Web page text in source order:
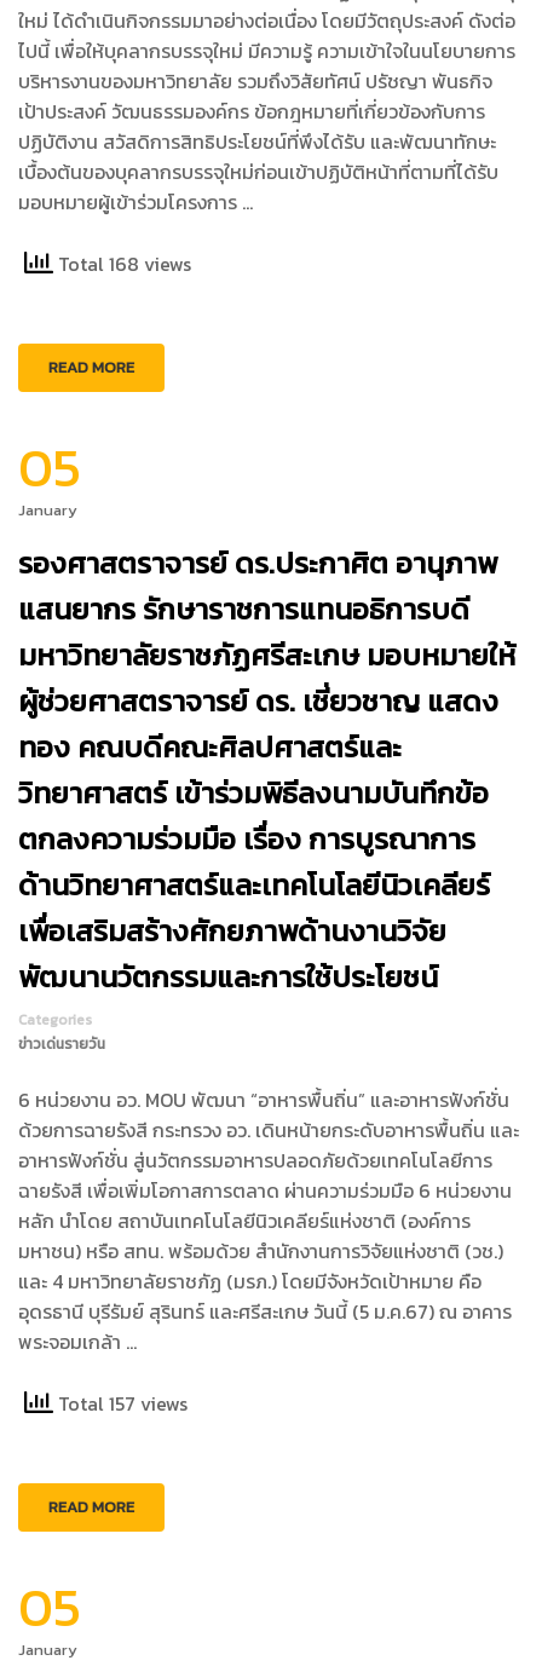
ใหม่ ได้ดำเนินกิจกรรมมาอย่างต่อเนื่อง โดยมีวัตถุประสงค์ ดังต่อ
ไปนี้ เพื่อให้บุคลากรบรรจุใหม่ มีความรู้ ความเข้าใจในนโยบายการ
บริหารงานของมหาวิทยาลัย รวมถึงวิสัยทัศน์ ปรัชญา พันธกิจ
เป้าประสงค์ วัฒนธรรมองค์กร ข้อกฎหมายที่เกี่ยวข้องกับการ
ปฏิบัติงาน สวัสดิการสิทธิประโยชน์ที่พึงได้รับ และพัฒนาทักษะ
เบื้องต้นของบุคลากรบรรจุใหม่ก่อนเข้าปฏิบัติหน้าที่ตามที่ได้รับ
มอบหมายผู้เข้าร่วมโครงการ …
Total 168 views
READ MORE
05
January
รองศาสตราจารย์ ดร.ประกาศิต อานุภาพ
แสนยากร รักษาราชการแทนอธิการบดี
มหาวิทยาลัยราชภัฏศรีสะเกษ มอบหมายให้
ผู้ช่วยศาสตราจารย์ ดร. เชี่ยวชาญ แสดง
ทอง คณบดีคณะศิลปศาสตร์และ
วิทยาศาสตร์ เข้าร่วมพิธีลงนามบันทึกข้อ
ตกลงความร่วมมือ เรื่อง การบูรณาการ
ด้านวิทยาศาสตร์และเทคโนโลยีนิวเคลียร์
เพื่อเสริมสร้างศักยภาพด้านงานวิจัย
พัฒนานวัตกรรมและการใช้ประโยชน์
Categories
ข่าวเด่นรายวัน
6 หน่วยงาน อว. MOU พัฒนา “อาหารพื้นถิ่น” และอาหารฟังก์ชั่น
ด้วยการฉายรังสี กระทรวง อว. เดินหน้ายกระดับอาหารพื้นถิ่น และ
อาหารฟังก์ชั่น สู่นวัตกรรมอาหารปลอดภัยด้วยเทคโนโลยีการ
ฉายรังสี เพื่อเพิ่มโอกาสการตลาด ผ่านความร่วมมือ 6 หน่วยงาน
หลัก นำโดย สถาบันเทคโนโลยีนิวเคลียร์แห่งชาติ (องค์การ
มหาชน) หรือ สทน. พร้อมด้วย สำนักงานการวิจัยแห่งชาติ (วช.)
และ 4 มหาวิทยาลัยราชภัฏ (มรภ.) โดยมีจังหวัดเป้าหมาย คือ
อุดรธานี บุรีรัมย์ สุรินทร์ และศรีสะเกษ วันนี้ (5 ม.ค.67) ณ อาคาร
พระจอมเกล้า …
Total 157 views
READ MORE
05
January